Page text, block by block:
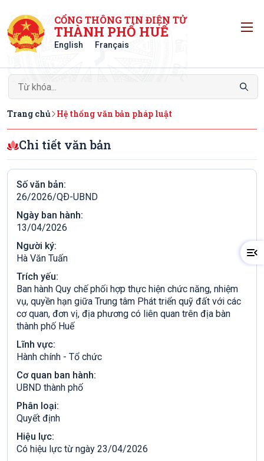
CỔNG THÔNG TIN ĐIỆN TỬ
THÀNH PHỐ HUẾ
English Français
Trang chủ Hệ thống văn bản pháp luật
Chi tiết văn bản
Số văn bản:
26/2026/QÐ-UBND
Ngày ban hành:
13/04/2026
Người ký:
Hà Văn Tuấn
Trích yếu:
Ban hành Quy chế phối hợp thực hiện chức năng, nhiệm
vụ, quyền hạn giữa Trung tâm Phát triển quỹ đất với các
cơ quan, đơn vị, địa phương có liên quan trên địa bàn
thành phố Huế
Lĩnh vực:
Hành chính - Tổ chức
Cơ quan ban hành:
UBND thành phố
Phân loại:
Quyết định
Hiệu lực:
Có hiệu lực từ ngày 23/04/2026